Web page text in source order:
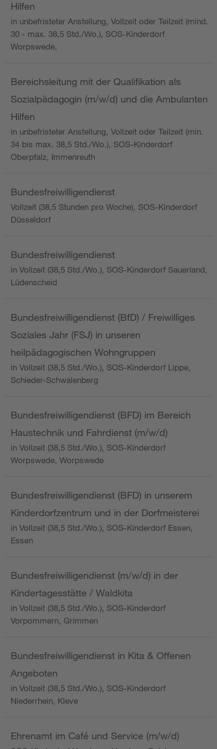
Hilfen
in unbefristeter Anstellung, Vollzeit oder Teilzeit (mind.
30 - max. 38,5 Std./Wo.), SOS-Kinderdorf
Worpswede,
Bereichsleitung mit der Qualifikation als
Sozialpädagogin (m/w/d) und die Ambulanten
Hilfen
in unbefristeter Anstellung, Vollzeit oder Teilzeit (min.
34 bis max. 38,5 Std./Wo.), SOS-Kinderdorf
Oberpfalz, Immenreuth
Bundesfreiwilligendienst
Vollzeit (38,5 Stunden pro Woche), SOS-Kinderdorf
Düsseldorf
Bundesfreiwilligendienst
in Vollzeit (38,5 Std./Wo.), SOS-Kinderdorf Sauerland,
Lüdenscheid
Bundesfreiwilligendienst (BfD) / Freiwilliges
Soziales Jahr (FSJ) in unseren
heilpädagogischen Wohngruppen
in Vollzeit (38,5 Std./Wo.), SOS-Kinderdorf Lippe,
Schieder-Schwalenberg
Bundesfreiwilligendienst (BFD) im Bereich
Haustechnik und Fahrdienst (m/w/d)
in Vollzeit (38,5 Std./Wo.), SOS-Kinderdorf
Worpswede, Worpswede
Bundesfreiwilligendienst (BFD) in unserem
Kinderdorfzentrum und in der Dorfmeisterei
in Vollzeit (38,5 Std./Wo.), SOS-Kinderdorf Essen,
Essen
Bundesfreiwilligendienst (m/w/d) in der
Kindertagesstätte / Waldkita
in Vollzeit (38,5 Std./Wo.), SOS-Kinderdorf
Vorpommern, Grimmen
Bundesfreiwilligendienst in Kita & Offenen
Angeboten
in Vollzeit (38,5 Std./Wo.), SOS-Kinderdorf
Niederrhein, Kleve
Ehrenamt im Café und Service (m/w/d)